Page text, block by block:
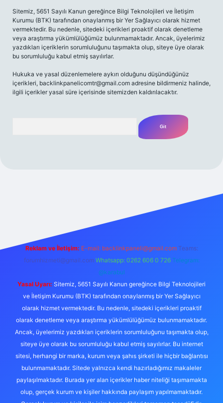
Sitemiz, 5651 Sayılı Kanun gereğince Bilgi Teknolojileri ve İletişim
Kurumu (BTK) tarafından onaylanmış bir Yer Sağlayıcı olarak hizmet
vermektedir. Bu nedenle, sitedeki içerikleri proaktif olarak denetleme
veya araştırma yükümlülüğümüz bulunmamaktadır. Ancak, üyelerimiz
yazdıkları içeriklerin sorumluluğunu taşımakta olup, siteye üye olarak
bu sorumluluğu kabul etmiş sayılırlar.
Hukuka ve yasal düzenlemelere aykırı olduğunu düşündüğünüz
içerikleri, backlinkpanelicomtr@gmail.com adresine bildirmeniz halinde,
ilgili içerikler yasal süre içerisinde sitemizden kaldırılacaktır.
Reklam ve İletişim: E-mail: backlinkpaneli@gmail.com Teams:
forumhizmeti@gmail.com Whatsapp: 0262 606 0 726 Telegram:
@karabul
Yasal Uyarı: Sitemiz, 5651 Sayılı Kanun gereğince Bilgi Teknolojileri
ve İletişim Kurumu (BTK) tarafından onaylanmış bir Yer Sağlayıcı
olarak hizmet vermektedir. Bu nedenle, sitedeki içerikleri proaktif
olarak denetleme veya araştırma yükümlülüğümüz bulunmamaktadır.
Ancak, üyelerimiz yazdıkları içeriklerin sorumluluğunu taşımakta olup,
siteye üye olarak bu sorumluluğu kabul etmiş sayılırlar. Bu internet
sitesi, herhangi bir marka, kurum veya şahıs şirketi ile hiçbir bağlantısı
bulunmamaktadır. Sitede yalnızca kendi hazırladığımız makaleler
paylaşılmaktadır. Burada yer alan içerikler haber niteliği taşımamakta
olup, gerçek kurum ve kişiler hakkında paylaşım yapılmamaktadır.